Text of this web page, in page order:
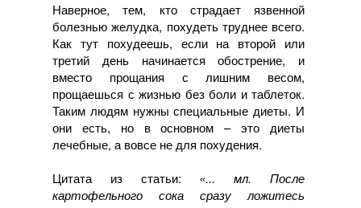
Наверное, тем, кто страдает язвенной
болезнью желудка, похудеть труднее всего.
Как тут похудеешь, если на второй или
третий день начинается обострение, и
вместо прощания с лишним весом,
прощаешься с жизнью без боли и таблеток.
Таким людям нужны специальные диеты. И
они есть, но в основном – это диеты
лечебные, а вовсе не для похудения.
Цитата из статьи: «... мл. После
картофельного сока сразу ложитесь